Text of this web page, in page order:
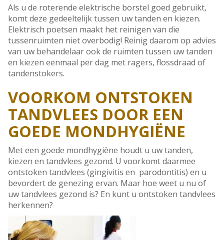
Als u de roterende elektrische borstel goed gebruikt,
komt deze gedeeltelijk tussen uw tanden en kiezen.
Elektrisch poetsen maakt het reinigen van die
tussenruimten niet overbodig! Reinig daarom op advies
van uw behandelaar ook de ruimten tussen uw tanden
en kiezen eenmaal per dag met ragers, flossdraad of
tandenstokers.
VOORKOM ONTSTOKEN
TANDVLEES DOOR EEN
GOEDE MONDHYGIËNE
Met een goede mondhygiëne houdt u uw tanden,
kiezen en tandvlees gezond. U voorkomt daarmee
ontstoken tandvlees (gingivitis en parodontitis) en u
bevordert de genezing ervan. Maar hoe weet u nu of
uw tandvlees gezond is? En kunt u ontstoken tandvlees
herkennen?